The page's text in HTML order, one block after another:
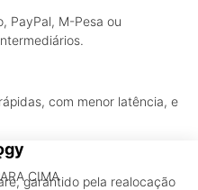
PayPal, M-Pesa ou
com menor latência, e
garantido pela realocação
CIMA